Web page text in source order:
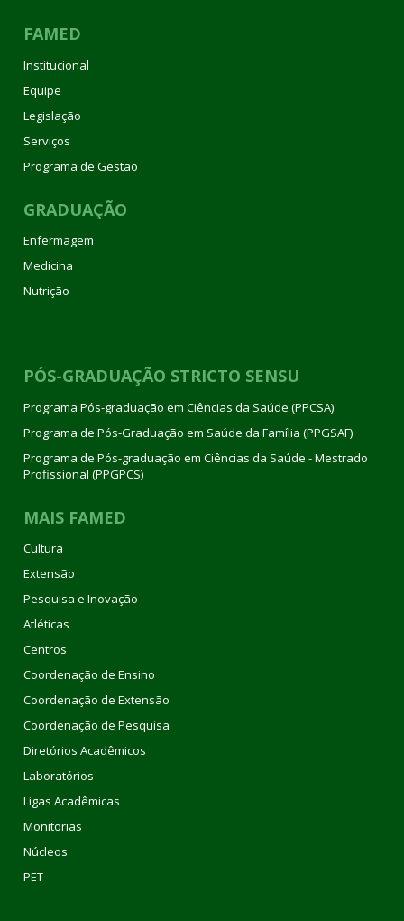
FAMED
Institucional
Equipe
Legislação
Serviços
Programa de Gestão
GRADUAÇÃO
Enfermagem
Medicina
Nutrição
PÓS-GRADUAÇÃO STRICTO SENSU
Programa Pós-graduação em Ciências da Saúde (PPCSA)
Programa de Pós-Graduação em Saúde da Família (PPGSAF)
Programa de Pós-graduação em Ciências da Saúde - Mestrado
Profissional (PPGPCS)
MAIS FAMED
Cultura
Extensão
Pesquisa e Inovação
Atléticas
Centros
Coordenação de Ensino
Coordenação de Extensão
Coordenação de Pesquisa
Diretórios Acadêmicos
Laboratórios
Ligas Acadêmicas
Monitorias
Núcleos
PET